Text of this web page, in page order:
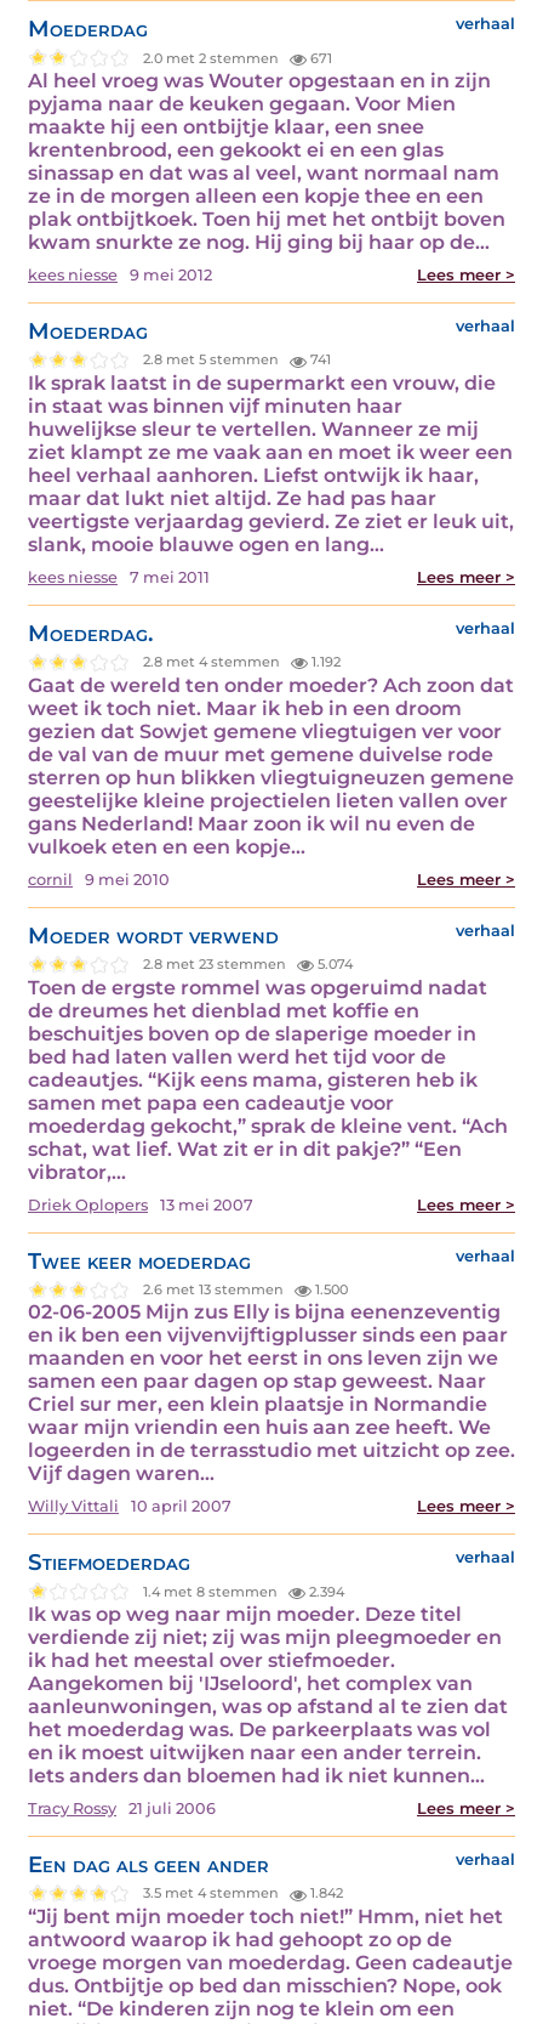
Moederdag verhaal
2.0 met 2 stemmen 671
Al heel vroeg was Wouter opgestaan en in zijn
pyjama naar de keuken gegaan. Voor Mien
maakte hij een ontbijtje klaar, een snee
krentenbrood, een gekookt ei en een glas
sinassap en dat was al veel, want normaal nam
ze in de morgen alleen een kopje thee en een
plak ontbijtkoek. Toen hij met het ontbijt boven
kwam snurkte ze nog. Hij ging bij haar op de…
kees niesse 9 mei 2012 Lees meer >
Moederdag verhaal
2.8 met 5 stemmen 741
Ik sprak laatst in de supermarkt een vrouw, die
in staat was binnen vijf minuten haar
huwelijkse sleur te vertellen. Wanneer ze mij
ziet klampt ze me vaak aan en moet ik weer een
heel verhaal aanhoren. Liefst ontwijk ik haar,
maar dat lukt niet altijd. Ze had pas haar
veertigste verjaardag gevierd. Ze ziet er leuk uit,
slank, mooie blauwe ogen en lang…
kees niesse 7 mei 2011 Lees meer >
Moederdag. verhaal
2.8 met 4 stemmen 1.192
Gaat de wereld ten onder moeder? Ach zoon dat
weet ik toch niet. Maar ik heb in een droom
gezien dat Sowjet gemene vliegtuigen ver voor
de val van de muur met gemene duivelse rode
sterren op hun blikken vliegtuigneuzen gemene
geestelijke kleine projectielen lieten vallen over
gans Nederland! Maar zoon ik wil nu even de
vulkoek eten en een kopje…
cornil 9 mei 2010 Lees meer >
Moeder wordt verwend verhaal
2.8 met 23 stemmen 5.074
Toen de ergste rommel was opgeruimd nadat
de dreumes het dienblad met koffie en
beschuitjes boven op de slaperige moeder in
bed had laten vallen werd het tijd voor de
cadeautjes. “Kijk eens mama, gisteren heb ik
samen met papa een cadeautje voor
moederdag gekocht,” sprak de kleine vent. “Ach
schat, wat lief. Wat zit er in dit pakje?” “Een
vibrator,…
Driek Oplopers 13 mei 2007 Lees meer >
Twee keer moederdag verhaal
2.6 met 13 stemmen 1.500
02-06-2005 Mijn zus Elly is bijna eenenzeventig
en ik ben een vijvenvijftigplusser sinds een paar
maanden en voor het eerst in ons leven zijn we
samen een paar dagen op stap geweest. Naar
Criel sur mer, een klein plaatsje in Normandie
waar mijn vriendin een huis aan zee heeft. We
logeerden in de terrasstudio met uitzicht op zee.
Vijf dagen waren…
Willy Vittali 10 april 2007 Lees meer >
Stiefmoederdag verhaal
1.4 met 8 stemmen 2.394
Ik was op weg naar mijn moeder. Deze titel
verdiende zij niet; zij was mijn pleegmoeder en
ik had het meestal over stiefmoeder.
Aangekomen bij 'IJseloord', het complex van
aanleunwoningen, was op afstand al te zien dat
het moederdag was. De parkeerplaats was vol
en ik moest uitwijken naar een ander terrein.
Iets anders dan bloemen had ik niet kunnen…
Tracy Rossy 21 juli 2006 Lees meer >
Een dag als geen ander verhaal
3.5 met 4 stemmen 1.842
“Jij bent mijn moeder toch niet!” Hmm, niet het
antwoord waarop ik had gehoopt zo op de
vroege morgen van moederdag. Geen cadeautje
dus. Ontbijtje op bed dan misschien? Nope, ook
niet. “De kinderen zijn nog te klein om een